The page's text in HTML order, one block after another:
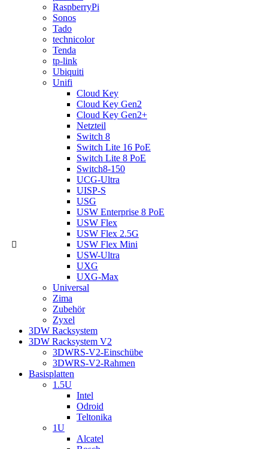
RaspberryPi
Sonos
Tado
technicolor
Tenda
tp-link
Ubiquiti
Unifi
Cloud Key
Cloud Key Gen2
Cloud Key Gen2+
Netzteil
Switch 8
Switch Lite 16 PoE
Switch Lite 8 PoE
Switch8-150
UCG-Ultra
UISP-S
USG
USW Enterprise 8 PoE
USW Flex
USW Flex 2.5G
USW Flex Mini
USW-Ultra
UXG
UXG-Max
Universal
Zima
Zubehör
Zyxel
3DW Racksystem
3DW Racksystem V2
3DWRS-V2-Einschübe
3DWRS-V2-Rahmen
Basisplatten
1.5U
Intel
Odroid
Teltonika
1U
Alcatel